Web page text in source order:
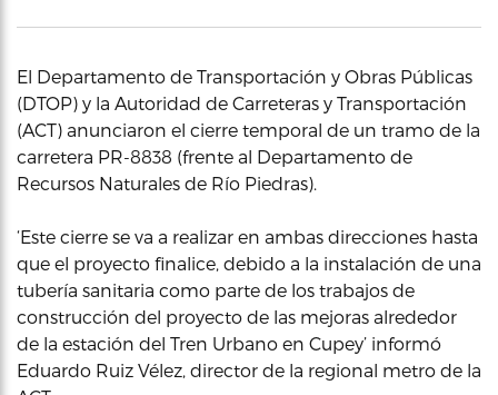
El Departamento de Transportación y Obras Públicas
(DTOP) y la Autoridad de Carreteras y Transportación
(ACT) anunciaron el cierre temporal de un tramo de la
carretera PR-8838 (frente al Departamento de
Recursos Naturales de Río Piedras).
‘Este cierre se va a realizar en ambas direcciones hasta
que el proyecto finalice, debido a la instalación de una
tubería sanitaria como parte de los trabajos de
construcción del proyecto de las mejoras alrededor
de la estación del Tren Urbano en Cupey’ informó
Eduardo Ruiz Vélez, director de la regional metro de la